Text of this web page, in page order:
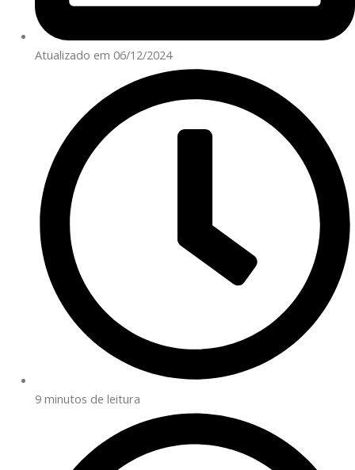
Atualizado em 06/12/2024
9 minutos de leitura